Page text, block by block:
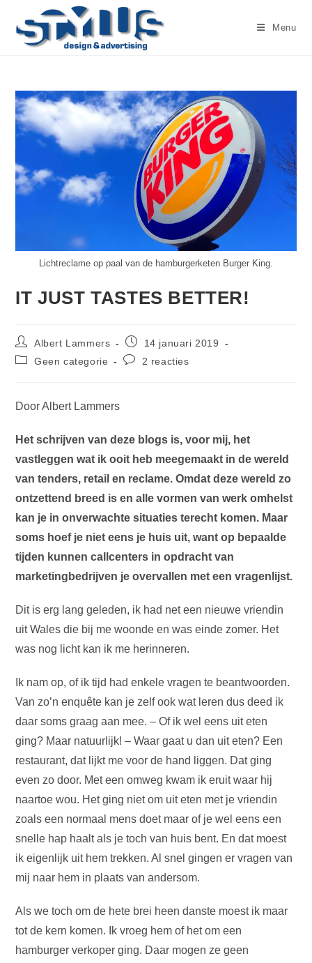
naar
inhoud
Menu
Lichtreclame op paal van de hamburgerketen Burger King.
IT JUST TASTES BETTER!
Bericht
auteur:
Albert Lammers
Bericht
gepubliceerd
op:
14 januari 2019
Berichtcategorie:
Geen categorie
Bericht2 reacties
Door Albert Lammers
Het schrijven van deze blogs is, voor mij, het
vastleggen wat ik ooit heb meegemaakt in de wereld
van tenders, retail en reclame. Omdat deze wereld zo
ontzettend breed is en alle vormen van werk omhelst
kan je in onverwachte situaties terecht komen. Maar
soms hoef je niet eens je huis uit, want op bepaalde
tijden kunnen callcenters in opdracht van
marketingbedrijven je overvallen met een vragenlijst.
Dit is erg lang geleden, ik had net een nieuwe vriendin
uit Wales die bij me woonde en was einde zomer. Het
was nog licht kan ik me herinneren.
Ik nam op, of ik tijd had enkele vragen te beantwoorden.
Van zo’n enquête kan je zelf ook wat leren dus deed ik
daar soms graag aan mee. – Of ik wel eens uit eten
ging? Maar natuurlijk! – Waar gaat u dan uit eten? Een
restaurant, dat lijkt me voor de hand liggen. Dat ging
even zo door. Met een omweg kwam ik eruit waar hij
naartoe wou. Het ging niet om uit eten met je vriendin
zoals een normaal mens doet maar of je wel eens een
snelle hap haalt als je toch van huis bent. En dat moest
ik eigenlijk uit hem trekken. Al snel gingen er vragen van
mij naar hem in plaats van andersom.
Als we toch om de hete brei heen danste moest ik maar
tot de kern komen. Ik vroeg hem of het om een
hamburger verkoper ging. Daar mogen ze geen